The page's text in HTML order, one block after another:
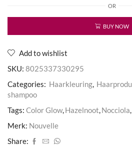
Up
Refreshing
Nocciola
aantal
OR
BUY NOW
Add to wishlist
SKU: 8025337330295
Categories: Haarkleuring,
shampoo
Tags: Color Glow,Hazelnoot,Nocciola,
Merk: Nouvelle
Share: